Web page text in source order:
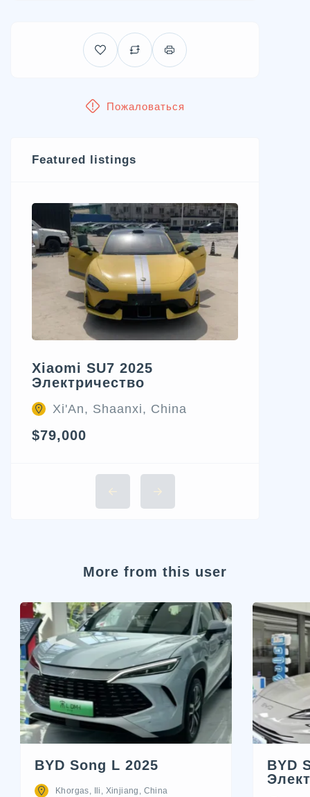
Пожаловаться
Featured listings
Xiaomi SU7 2025
Электричество
Xi'An, Shaanxi, China
$79,000
More from this user
BYD Song L 2025
Khorgas, Ili, Xinjiang, China
BYD